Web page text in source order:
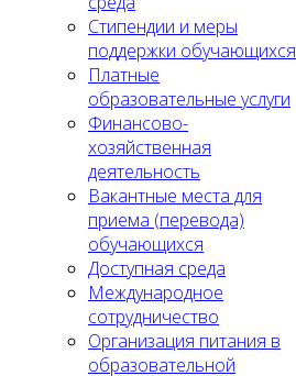
Стипендии и меры
поддержки обучающихся
Платные
образовательные услуги
Финансово-
хозяйственная
деятельность
Вакантные места для
приема (перевода)
обучающихся
Доступная среда
Международное
сотрудничество
Организация питания в
образовательной